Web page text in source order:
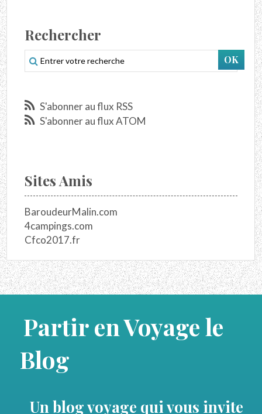
Rechercher
S'abonner au flux RSS
S'abonner au flux ATOM
Sites Amis
BaroudeurMalin.com
4campings.com
Cfco2017.fr
Partir en Voyage le
Blog
Un blog voyage qui vous invite